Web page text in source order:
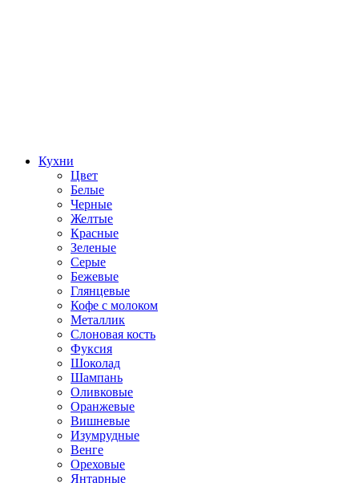
Кухни
Цвет
Белые
Черные
Желтые
Красные
Зеленые
Серые
Бежевые
Глянцевые
Кофе с молоком
Металлик
Слоновая кость
Фуксия
Шоколад
Шампань
Оливковые
Оранжевые
Вишневые
Изумрудные
Венге
Ореховые
Янтарные